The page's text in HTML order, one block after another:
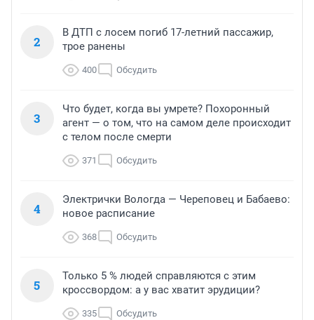
2
В ДТП с лосем погиб 17-летний пассажир,
трое ранены
400 Обсудить
3
Что будет, когда вы умрете? Похоронный
агент — о том, что на самом деле происходит
с телом после смерти
371 Обсудить
4
Электрички Вологда — Череповец и Бабаево:
новое расписание
368 Обсудить
5
Только 5 % людей справляются с этим
кроссвордом: а у вас хватит эрудиции?
335 Обсудить